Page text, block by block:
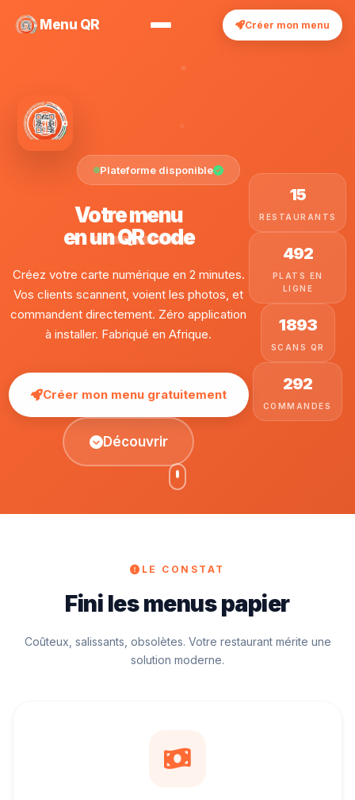
Menu QR Créer mon menu
Plateforme disponible
Votre menu
enun QR code
Créez votre carte numérique en 2 minutes.
Vos clients scannent, voient les photos, et
commandent directement. Zéro application
à installer. Fabriqué en Afrique.
Créer mon menu gratuitement
Découvrir
15
RESTAURANTS
492
PLATS EN
LIGNE
1 893
SCANS QR
292
COMMANDES
LE CONSTAT
Fini les menus papier
Coûteux, salissants, obsolètes. Votre restaurant mérite une
solution moderne.